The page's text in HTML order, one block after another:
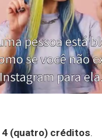
4 (quatro) créditos.